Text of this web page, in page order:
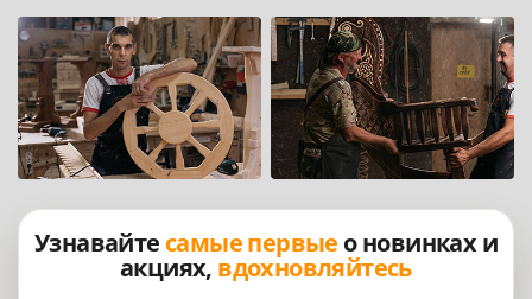
Узнавайте самые первые о новинках и
акциях, вдохновляйтесь